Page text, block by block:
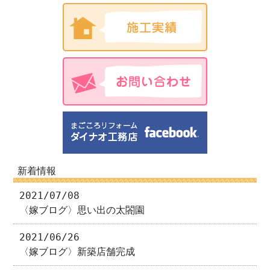
新着情報
2021/07/08
〈嫁ブログ〉思い出の太閤園
2021/06/26
〈嫁ブログ〉新築店舗完成